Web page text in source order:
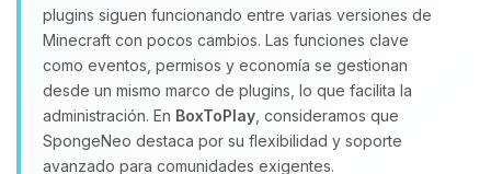
plugins siguen funcionando entre varias versiones de
Minecraft con pocos cambios. Las funciones clave
como eventos, permisos y economía se gestionan
desde un mismo marco de plugins, lo que facilita la
administración. En BoxToPlay , consideramos que
SpongeNeo destaca por su flexibilidad y soporte
avanzado para comunidades exigentes.
08/08/2026 14:27